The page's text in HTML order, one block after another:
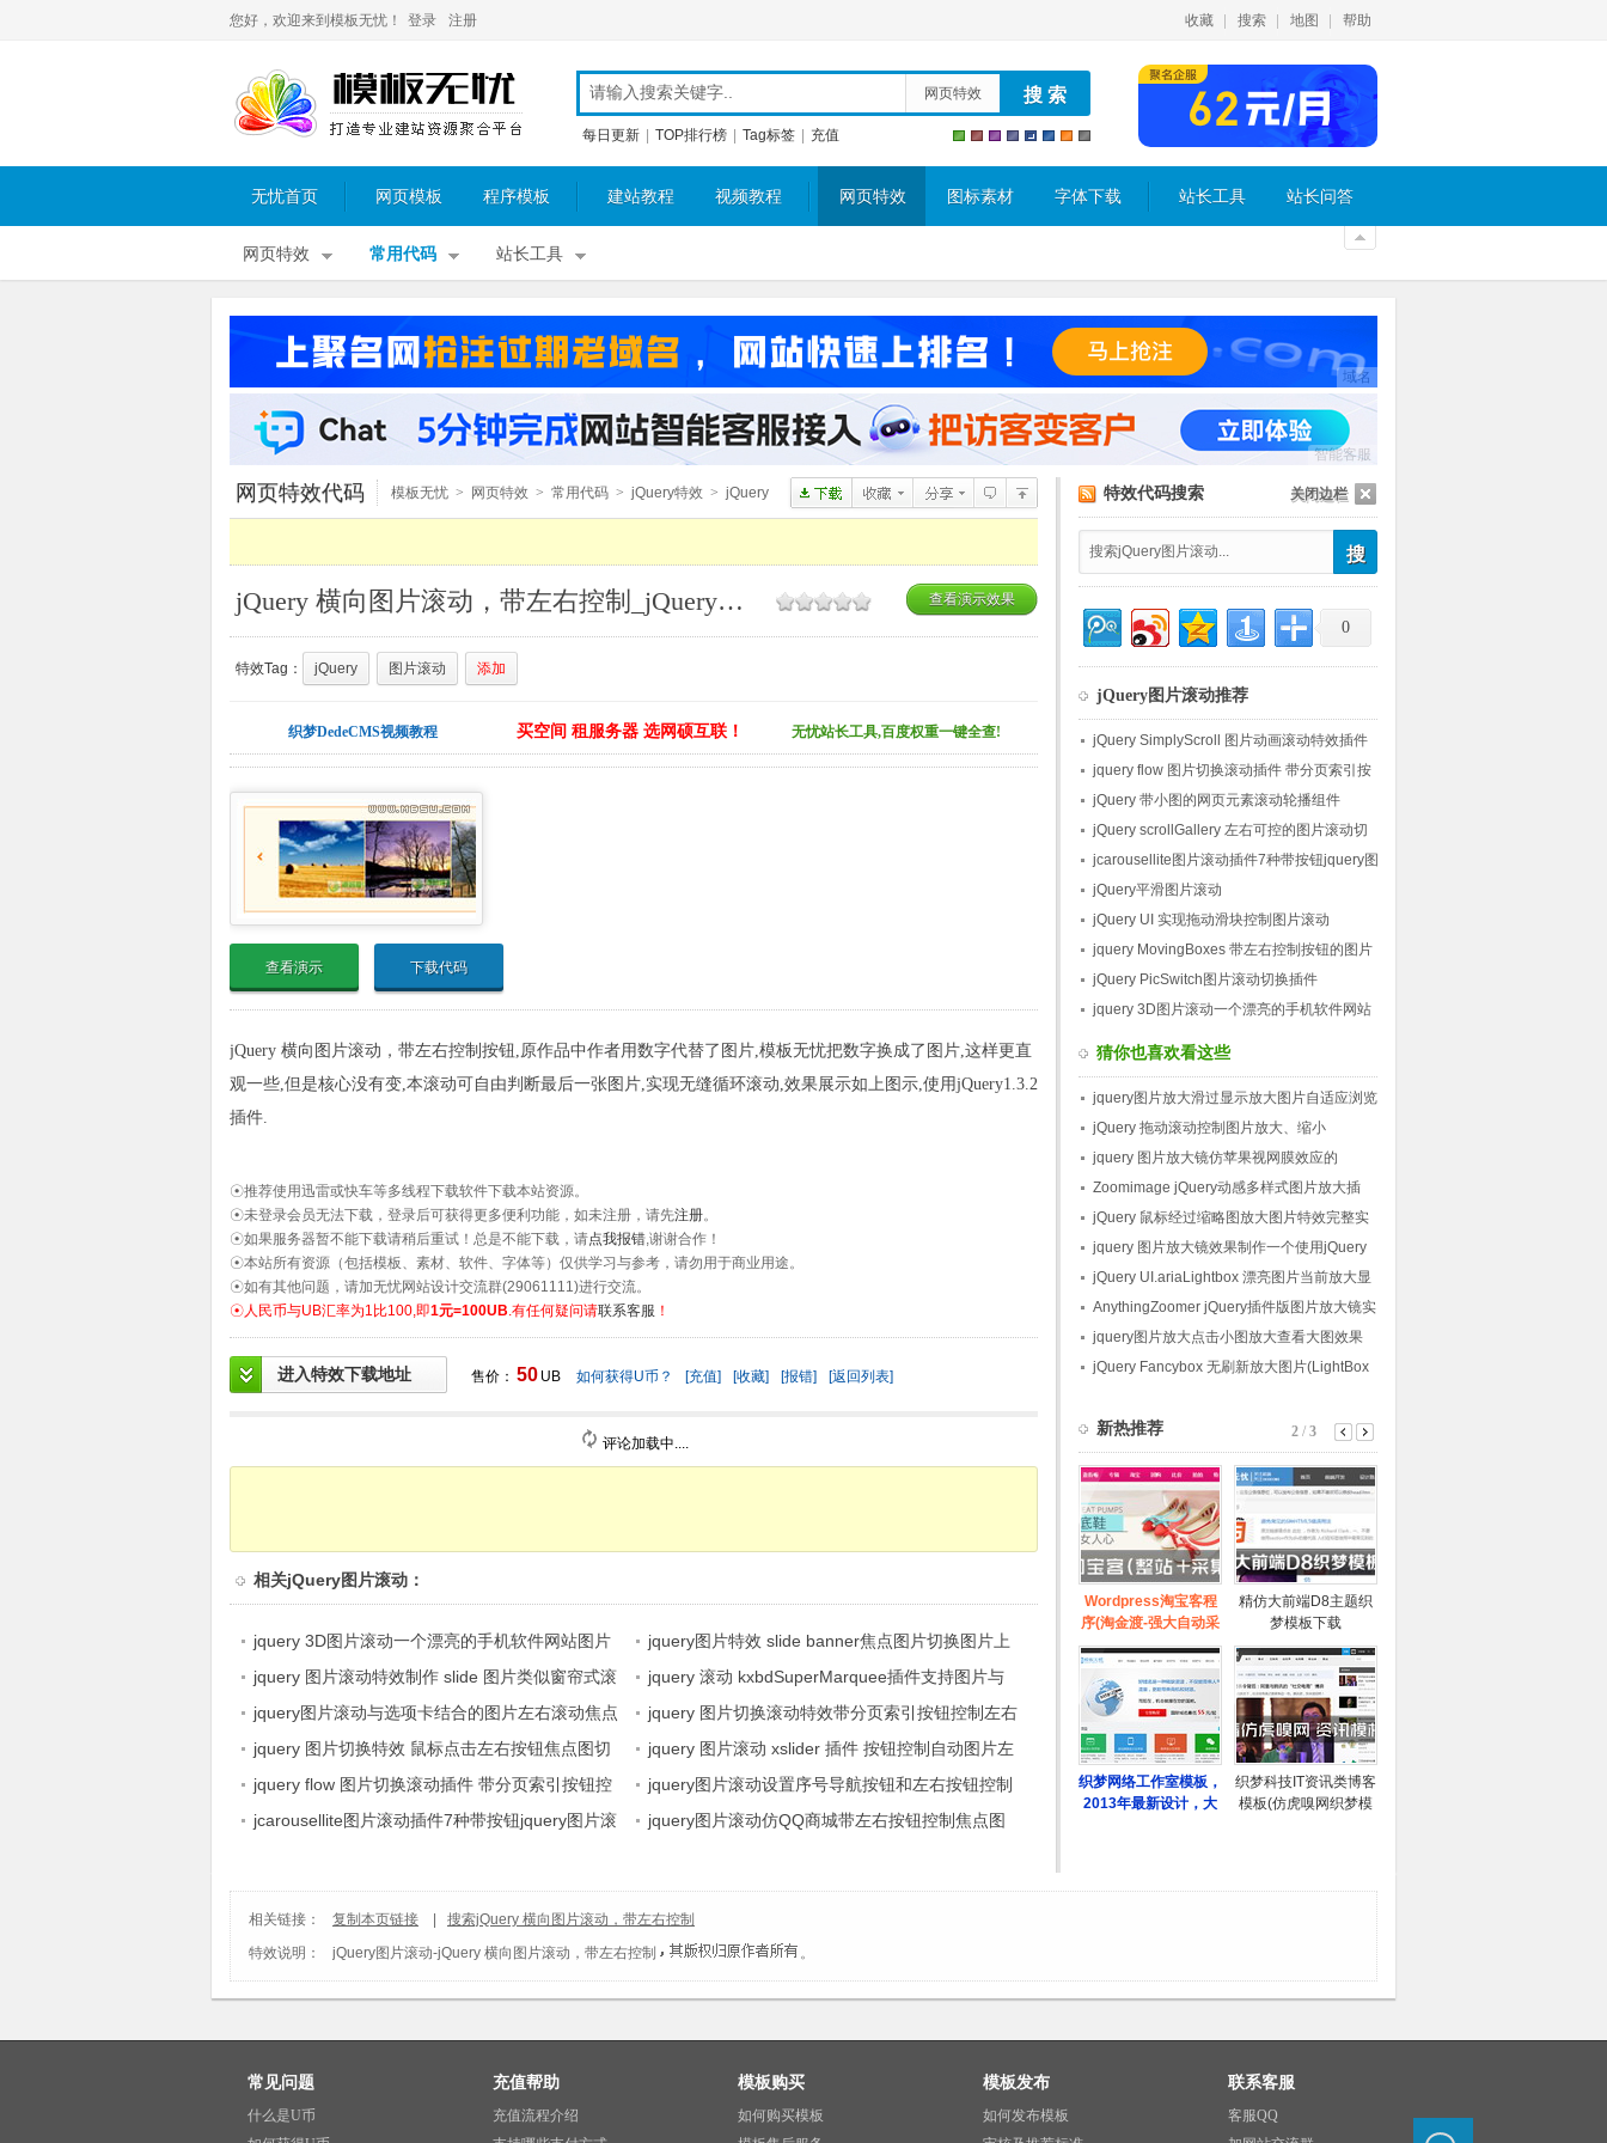
您好，欢迎来到模板无忧！ 登录 注册 收藏 搜索 地图 帮助
网页特效
每日更新 TOP排行榜 Tag标签 充值
无忧首页 网页模板 程序模板 建站教程 视频教程 网页特效 图标素材 字体下载 站长工具 站长问答
网页特效 常用代码 站长工具
域名
智能客服
关闭边栏
网页特效代码 模板无忧 > 网页特效 > 常用代码 > jQuery特效 > jQuery
图片特效 > jQuery图片滚动 >
jQuery 横向图片滚动，带左右控制_jQuery图片滚动 查看演示效果
特效Tag： jQuery 图片滚动 添加
织梦DedeCMS视频教程 买空间 租服务器 选网硕互联！ 无忧站长工具,百度权重一键全查!
查看演示 下载代码
jQuery 横向图片滚动，带左右控制按钮,原作品中作者用数字代替了图片,模板无忧把数字换成了图片,这样更直
观一些,但是核心没有变,本滚动可自由判断最后一张图片,实现无缝循环滚动,效果展示如上图示,使用jQuery1.3.2
插件.
☉推荐使用迅雷或快车等多线程下载软件下载本站资源。
☉未登录会员无法下载，登录后可获得更多便利功能，如未注册，请先注册。
☉如果服务器暂不能下载请稍后重试！总是不能下载，请点我报错,谢谢合作！
☉本站所有资源（包括模板、素材、软件、字体等）仅供学习与参考，请勿用于商业用途。
☉如有其他问题，请加无忧网站设计交流群(29061111)进行交流。
☉人民币与UB汇率为1比100,即1元=100UB.有任何疑问请联系客服 ！
进入特效下载地址 售价： 50 UB 如何获得U币？ [充值] [收藏] [报错] [返回列表]
评论加载中....
相关jQuery图片滚动 ：
jquery 3D图片滚动一个漂亮的手机软件网站图片
展示
jquery图片特效 slide banner焦点图片切换图片上
下翻滚、图片左右翻滚、图片淡隐淡现3种图片滚动
特效
jquery 图片滚动特效制作 slide 图片类似窗帘式滚
动
jquery 滚动 kxbdSuperMarquee插件支持图片与
文字无缝滚动 图片翻滚 焦点图左右切换 banner广
告制作
jquery图片滚动与选项卡结合的图片左右滚动焦点
图
jquery 图片切换滚动特效带分页索引按钮控制左右
图片切换滚动
jquery 图片切换特效 鼠标点击左右按钮焦点图切
换滚动
jquery 图片滚动 xslider 插件 按钮控制自动图片左
右滚动、上下滚动
jquery flow 图片切换滚动插件 带分页索引按钮控
制图片左右滚动
jquery图片滚动设置序号导航按钮和左右按钮控制
单排图片滚动
jcarousellite图片滚动插件7种带按钮jquery图片滚
jquery图片滚动仿QQ商城带左右按钮控制焦点图
特效代码搜索
0
jQuery图片滚动推荐
jQuery SimplyScroll 图片动画滚动特效插件
jquery flow 图片切换滚动插件 带分页索引按
钮控制图片左右滚动
jQuery 带小图的网页元素滚动轮播组件
jQuery scrollGallery 左右可控的图片滚动切
换
jcarousellite图片滚动插件7种带按钮jquery图
片滚动
jQuery平滑图片滚动
jQuery UI 实现拖动滑块控制图片滚动
jquery MovingBoxes 带左右控制按钮的图片
滚动插件
jQuery PicSwitch图片滚动切换插件
jquery 3D图片滚动一个漂亮的手机软件网站
图片展示
猜你也喜欢看这些
jquery图片放大滑过显示放大图片自适应浏览
器图片放大
jQuery 拖动滚动控制图片放大、缩小
jquery 图片放大镜仿苹果视网膜效应的
jQuery和CSS
Zoomimage jQuery动感多样式图片放大插
件
jQuery 鼠标经过缩略图放大图片特效完整实
例
jquery 图片放大镜效果制作一个使用jQuery
和CSS的图片拍摄效果
jQuery UI.ariaLightbox 漂亮图片当前放大显
示插件
AnythingZoomer jQuery插件版图片放大镜实
例包
jquery图片放大点击小图放大查看大图效果
jQuery Fancybox 无刷新放大图片(LightBox
相关链接： 复制本页链接
搜索jQuery 横向图片滚动，带左右控制
特效说明：
jQuery图片滚动-jQuery 横向图片滚动，带左右控制 。
常见问题
什么是U币
充值帮助
充值流程介绍
模板购买
如何购买模板
模板发布
如何发布模板
联系客服
客服QQ